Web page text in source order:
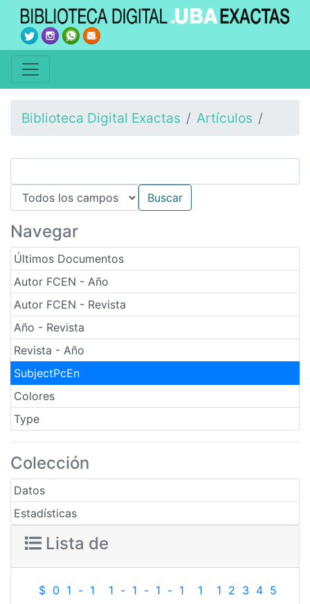
Biblioteca Digital Exactas Artículos
Navegar
Últimos Documentos
Autor FCEN - Año
Autor FCEN - Revista
Año - Revista
Revista - Año
SubjectPcEn
Colores
Type
Colección
Datos
Estadísticas
Lista de
$ 0 1 - 1 1 - 1 - 1 - 1 1 1 2 3 4 5